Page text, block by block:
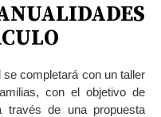
completará con un taller
con el objetivo de
través de una propuesta